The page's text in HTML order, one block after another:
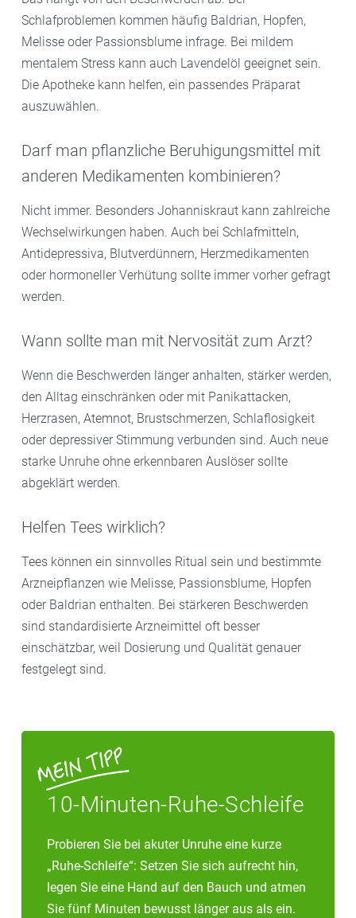
Schlafproblemen kommen häufig Baldrian, Hopfen,
Melisse oder Passionsblume infrage. Bei mildem
mentalem Stress kann auch Lavendelöl geeignet sein.
Die Apotheke kann helfen, ein passendes Präparat
auszuwählen.
Darf man pflanzliche Beruhigungsmittel mit
anderen Medikamenten kombinieren?
Nicht immer. Besonders Johanniskraut kann zahlreiche
Wechselwirkungen haben. Auch bei Schlafmitteln,
Antidepressiva, Blutverdünnern, Herzmedikamenten
oder hormoneller Verhütung sollte immer vorher gefragt
werden.
Wann sollte man mit Nervosität zum Arzt?
Wenn die Beschwerden länger anhalten, stärker werden,
den Alltag einschränken oder mit Panikattacken,
Herzrasen, Atemnot, Brustschmerzen, Schlaflosigkeit
oder depressiver Stimmung verbunden sind. Auch neue
starke Unruhe ohne erkennbaren Auslöser sollte
abgeklärt werden.
Helfen Tees wirklich?
Tees können ein sinnvolles Ritual sein und bestimmte
Arzneipflanzen wie Melisse, Passionsblume, Hopfen
oder Baldrian enthalten. Bei stärkeren Beschwerden
sind standardisierte Arzneimittel oft besser
einschätzbar, weil Dosierung und Qualität genauer
festgelegt sind.
10-Minuten-Ruhe-Schleife
Probieren Sie bei akuter Unruhe eine kurze
„Ruhe-Schleife“: Setzen Sie sich aufrecht hin,
legen Sie eine Hand auf den Bauch und atmen
Sie fünf Minuten bewusst länger aus als ein.